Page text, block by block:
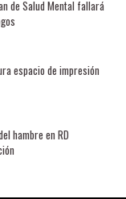
de Salud Mental fallará
espacio de impresión
hambre en RD